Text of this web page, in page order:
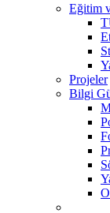
Eğitim
Projeler
Bilgi